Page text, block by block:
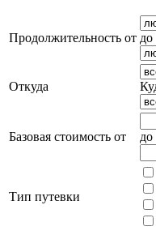
Продолжительность от до
Откуда
Базовая стоимость от
до
Тип путевки